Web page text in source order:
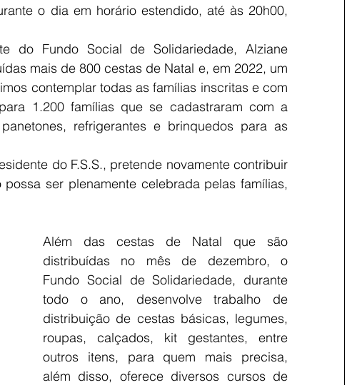
o dia em horário estendido, até às 20h00,
do Fundo Social de Solidariedade, Alziane
mais de 800 cestas de Natal e, em 2022, um
contemplar todas as famílias inscritas e com
1.200 famílias que se cadastraram com a
refrigerantes e brinquedos para as
do F.S.S., pretende novamente contribuir
ser plenamente celebrada pelas famílias,
Além das cestas de Natal que são
distribuídas no mês de dezembro, o
Fundo Social de Solidariedade, durante
todo o ano, desenvolve trabalho de
distribuição de cestas básicas, legumes,
roupas, calçados, kit gestantes, entre
outros itens, para quem mais precisa,
além disso, oferece diversos cursos de